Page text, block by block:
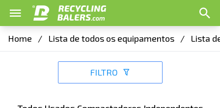
Home / Lista de todos os equipamentos / Lista
FILTRO